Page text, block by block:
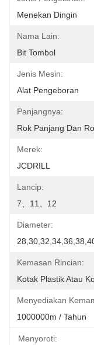
Menekan Dingin
Nama Lain:
Bit Tombol
Jenis Mesin:
Alat Pengeboran
Panjangnya:
Rok Panjang Dan
Merek:
JCDRILL
Lancip:
7、11、12
Diameter:
Kemasan Rincian:
Kotak Plastik Atau
Menyediakan
1000000m / Tahun
Menyoroti: